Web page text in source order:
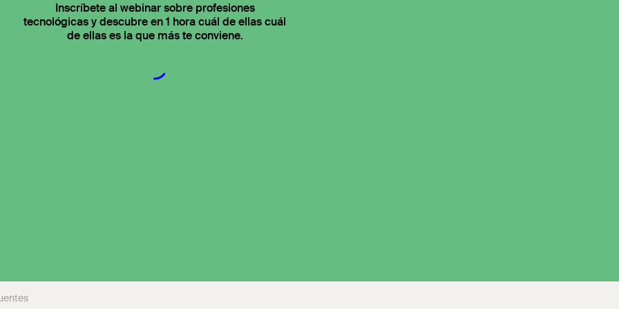
Inscríbete al webinar sobre profesiones
tecnológicas y descubre en 1 hora cuál de ellas cuál
de ellas es la que más te conviene.